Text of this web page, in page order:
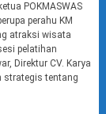
POKMASWAS
perahu KM
atraksi wisata
pelatihan
Direktur CV. Karya
strategis tentang